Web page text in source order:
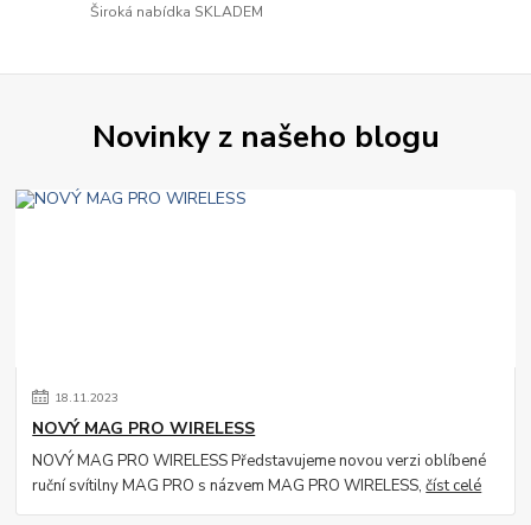
Široká nabídka SKLADEM
Novinky z našeho blogu
18.11.2023
NOVÝ MAG PRO WIRELESS
NOVÝ MAG PRO WIRELESS Představujeme novou verzi oblíbené
ruční svítilny MAG PRO s názvem MAG PRO WIRELESS,číst celé